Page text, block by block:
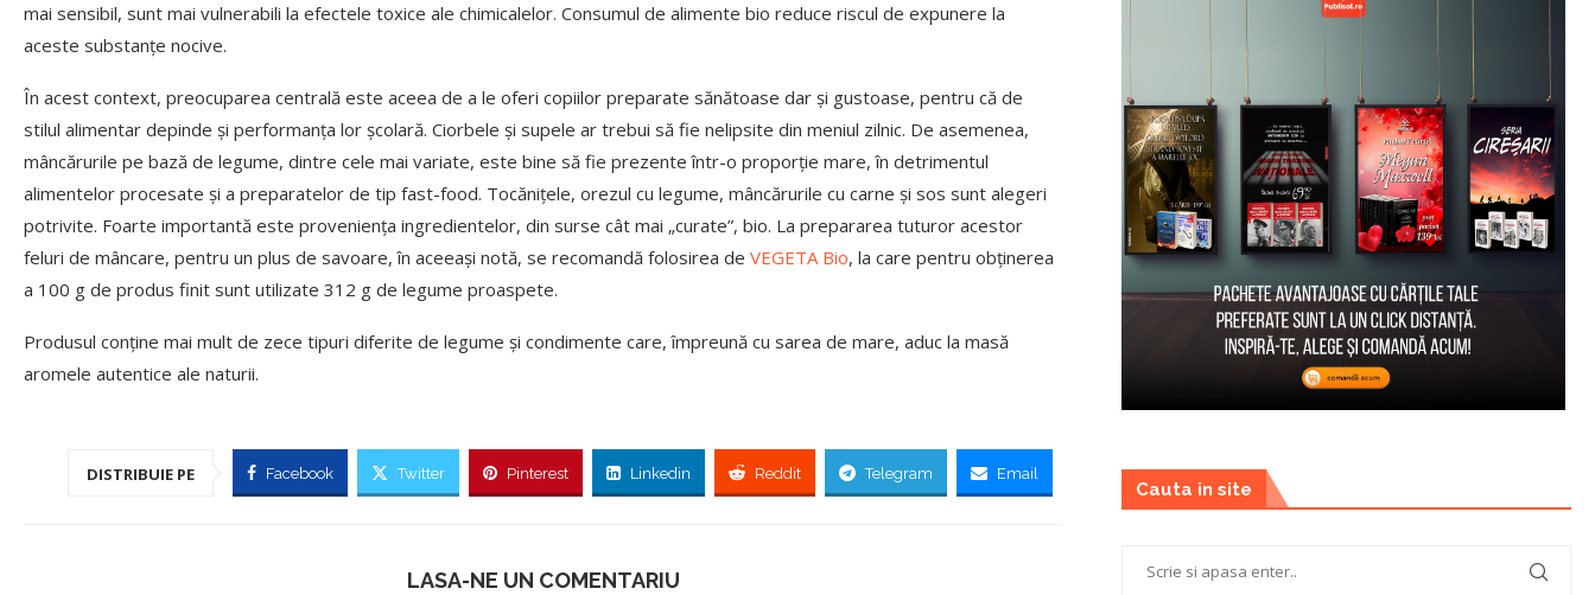
mai sensibil, sunt mai vulnerabili la efectele toxice ale chimicalelor. Consumul de alimente bio reduce riscul de expunere la
aceste substanțe nocive.
În acest context, preocuparea centrală este aceea de a le oferi copiilor preparate sănătoase dar și gustoase, pentru că de
stilul alimentar depinde și performanța lor școlară. Ciorbele și supele ar trebui să fie nelipsite din meniul zilnic. De asemenea,
mâncărurile pe bază de legume, dintre cele mai variate, este bine să fie prezente într-o proporție mare, în detrimentul
alimentelor procesate și a preparatelor de tip fast-food. Tocănițele, orezul cu legume, mâncărurile cu carne și sos sunt alegeri
potrivite. Foarte importantă este proveniența ingredientelor, din surse cât mai „curate”, bio. La prepararea tuturor acestor
feluri de mâncare, pentru un plus de savoare, în aceeași notă, se recomandă folosirea de VEGETA Bio, la care pentru obținerea
a 100 g de produs finit sunt utilizate 312 g de legume proaspete.
Produsul conține mai mult de zece tipuri diferite de legume și condimente care, împreună cu sarea de mare, aduc la masă
aromele autentice ale naturii.
DISTRIBUIE PE Facebook Twitter Pinterest Linkedin Reddit Telegram Email
LASA-NE UN COMENTARIU
Cauta in site